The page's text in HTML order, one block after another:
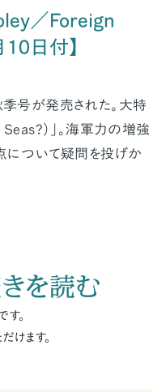
／Foreign
日付】
季号が発売された。大特
）」。海軍力の増強
について疑問を投げか
を読む
。
けます。